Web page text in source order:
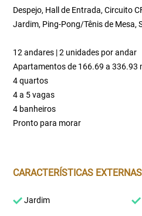
Despejo, Hall de Entrada, Circuito
Jardim, Ping-Pong/Tênis de Mesa,
12 andares | 2 unidades por andar
Apartamentos de 166.69 a 336.93
4 quartos
4 a 5 vagas
4 banheiros
Pronto para morar
CARACTERÍSTICAS EXTERNAS
Jardim